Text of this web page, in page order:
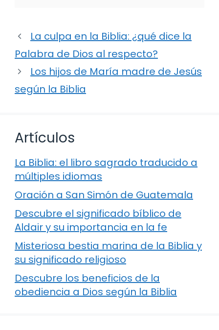
La culpa en la Biblia: ¿qué dice la
Palabra de Dios al respecto?
Los hijos de María madre de Jesús
según la Biblia
Artículos
La Biblia: el libro sagrado traducido a
múltiples idiomas
Oración a San Simón de Guatemala
Descubre el significado bíblico de
Aldair y su importancia en la fe
Misteriosa bestia marina de la Biblia y
su significado religioso
Descubre los beneficios de la
obediencia a Dios según la Biblia